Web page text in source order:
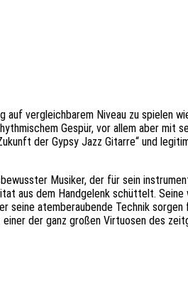
auf vergleichbarem Niveau zu spielen
Gespür, vor allem aber mit
der Gypsy Jazz Gitarre“ und
Musiker, der für sein
aus dem Handgelenk schüttelt.
seine atemberaubende Technik
der ganz großen Virtuosen des